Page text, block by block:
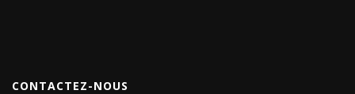
CONTACTEZ-NOUS